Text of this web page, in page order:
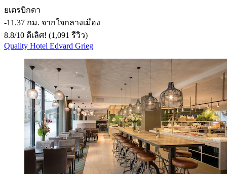
ยเตรบิกดา
‐11.37 กม. จากใจกลางเมือง
8.8/10 ดีเลิศ! (1,091 รีวิว)
Quality Hotel Edvard Grieg